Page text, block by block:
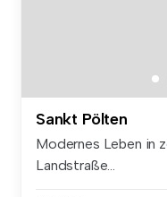
Sankt Pölten
Modernes Leben in
Landstraße...